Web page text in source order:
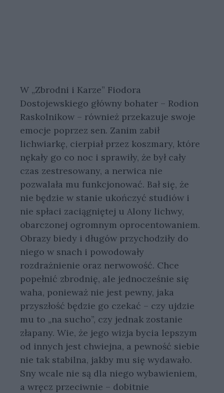
W „Zbrodni i Karze” Fiodora
Dostojewskiego główny bohater – Rodion
Raskolnikow – również przekazuje swoje
emocje poprzez sen. Zanim zabił
lichwiarkę, cierpiał przez koszmary, które
nękały go co noc i sprawiły, że był cały
czas zestresowany, a nerwica nie
pozwalała mu funkcjonować. Bał się, że
nie będzie w stanie ukończyć studiów i
nie spłaci zaciągniętej u Alony lichwy,
obarczonej ogromnym oprocentowaniem.
Obrazy biedy i długów przychodziły do
niego w snach i powodowały
rozdrażnienie oraz nerwowość. Chce
popełnić zbrodnię, ale jednocześnie się
waha, ponieważ nie jest pewny, jaka
przyszłość będzie go czekać – czy ujdzie
mu to „na sucho”, czy jednak zostanie
złapany. Wie, że jego wizja bycia lepszym
od innych jest chwiejna, a pewność siebie
nie tak stabilna, jakby mu się wydawało.
Sny wcale nie są dla niego wybawieniem,
a wręcz przeciwnie – dobitnie